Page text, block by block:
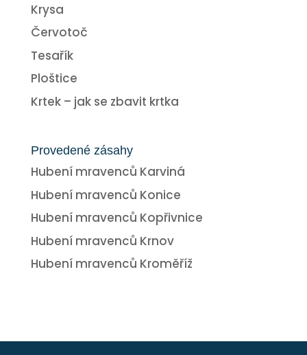
Krysa
Červotoč
Tesařík
Ploštice
Krtek – jak se zbavit krtka
Provedené zásahy
Hubení mravenců Karviná
Hubení mravenců Konice
Hubení mravenců Kopřivnice
Hubení mravenců Krnov
Hubení mravenců Kroměříž